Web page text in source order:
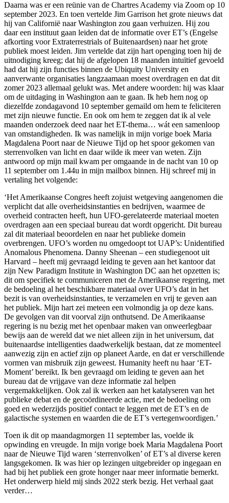
Daarna was er een reünie van de Chartres Academy via Zoom op 10
september 2023. En toen vertelde Jim Garrison het grote nieuws dat
hij van Californië naar Washington zou gaan verhuizen. Hij zou
daar een instituut gaan leiden dat de informatie over ET’s (Engelse
afkorting voor Extraterrestrials of Buitenaardsen) naar het grote
publiek moest leiden. Jim vertelde dat zijn hart openging toen hij de
uitnodiging kreeg; dat hij de afgelopen 18 maanden intuïtief gevoeld
had dat hij zijn functies binnen de Ubiquity University en
aanverwante organisaties langzaamaan moest overdragen en dat dit
zomer 2023 allemaal gelukt was. Met andere woorden: hij was klaar
om de uitdaging in Washington aan te gaan. Ik heb hem nog op
diezelfde zondagavond 10 september gemaild om hem te feliciteren
met zijn nieuwe functie. En ook om hem te zeggen dat ik al vele
maanden onderzoek deed naar het ET-thema… wát een samenloop
van omstandigheden. Ik was namelijk in mijn vorige boek Maria
Magdalena Poort naar de Nieuwe Tijd op het spoor gekomen van
sterrenvolken van licht en daar wilde ik meer van weten. Zijn
antwoord op mijn mail kwam per omgaande in de nacht van 10 op
11 september om 1.44u in mijn mailbox binnen. Hij schreef mij in
vertaling het volgende:
‘Het Amerikaanse Congres heeft zojuist wetgeving aangenomen die
verplicht dat alle overheidsinstanties en bedrijven, waarmee de
overheid contracten heeft, hun UFO-gerelateerde materiaal moeten
overdragen aan een speciaal bureau dat wordt opgericht. Dit bureau
zal dit materiaal beoordelen en naar het publieke domein
overbrengen. UFO’s worden nu omgedoopt tot UAP’s: Unidentified
Anomalous Phenomena. Danny Sheenan – een studiegenoot uit
Harvard – heeft mij gevraagd leiding te geven aan het kantoor dat
zijn New Paradigm Institute in Washington DC aan het opzetten is;
dit om specifiek te communiceren met de Amerikaanse regering, met
de bedoeling al het beschikbare materiaal over UFO’s dat in het
bezit is van overheidsinstanties, te verzamelen en vrij te geven aan
het publiek. Mijn hart zei meteen een volmondig ja op deze kans.
De gevolgen van dit voorval zijn onthutsend. De Amerikaanse
regering is nu bezig met het openbaar maken van onweerlegbaar
bewijs aan de wereld dat we niet alleen zijn in het universum, dat
buitenaardse intelligenties daadwerkelijk bestaan, dat ze momenteel
aanwezig zijn en actief zijn op planeet Aarde, en dat er verschillende
vormen van misbruik zijn geweest. Humanity heeft nu haar ‘ET-
Moment’ bereikt. Ik ben gevraagd om leiding te geven aan het
bureau dat de vrijgave van deze informatie zal helpen
vergemakkelijken. Ook zal ik werken aan het katalyseren van het
publieke debat en de gecoördineerde actie, met de bedoeling om
goed en wederzijds positief contact te leggen met de ET’s en de
galactische systemen en waarden die de ET’s vertegenwoordigen.’
Toen ik dit op maandagmorgen 11 september las, voelde ik
opwinding en vreugde. In mijn vorige boek Maria Magdalena Poort
naar de Nieuwe Tijd waren ‘sterrenvolken’ of ET’s al diverse keren
langsgekomen. Ik was hier op lezingen uitgebreider op ingegaan en
had bij het publiek een grote honger naar meer informatie bemerkt.
Het onderwerp hield mij sinds 2022 sterk bezig. Het verhaal gaat
verder…